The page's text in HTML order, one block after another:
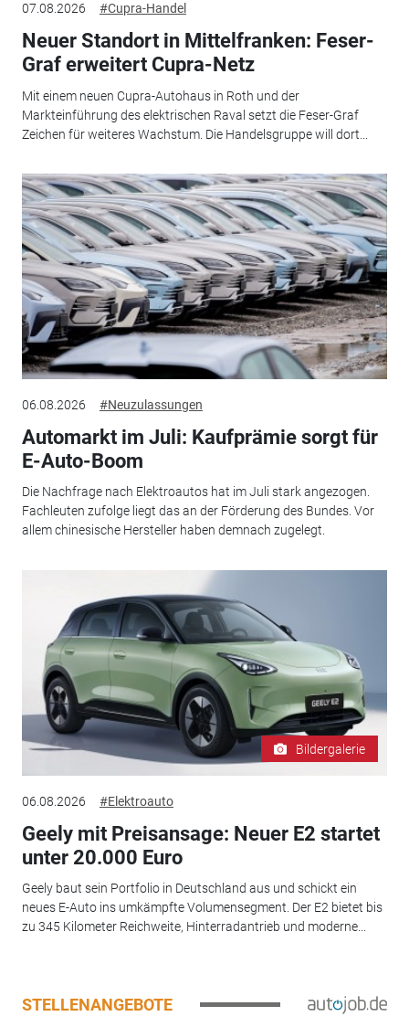
07.08.2026 #Cupra-Handel
Neuer Standort in Mittelfranken: Feser-
Graf erweitert Cupra-Netz
Mit einem neuen Cupra-Autohaus in Roth und der
Markteinführung des elektrischen Raval setzt die Feser-Graf
Zeichen für weiteres Wachstum. Die Handelsgruppe will dort...
06.08.2026 #Neuzulassungen
Automarkt im Juli: Kaufprämie sorgt für
E-Auto-Boom
Die Nachfrage nach Elektroautos hat im Juli stark angezogen.
Fachleuten zufolge liegt das an der Förderung des Bundes. Vor
allem chinesische Hersteller haben demnach zugelegt.
Bildergalerie
06.08.2026 #Elektroauto
Geely mit Preisansage: Neuer E2 startet
unter 20.000 Euro
Geely baut sein Portfolio in Deutschland aus und schickt ein
neues E-Auto ins umkämpfte Volumensegment. Der E2 bietet bis
zu 345 Kilometer Reichweite, Hinterradantrieb und moderne...
STELLENANGEBOTE